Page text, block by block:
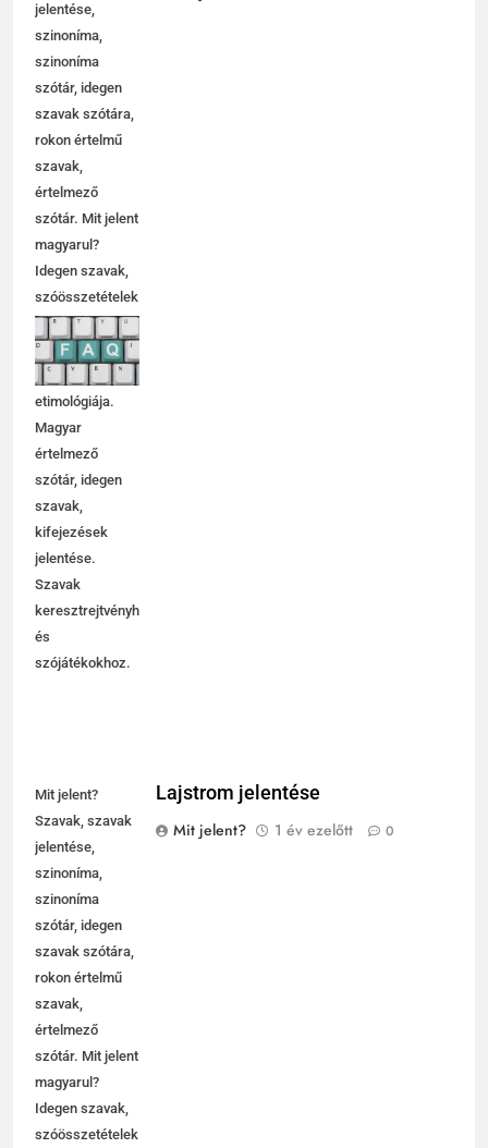
jelentése,
szinoníma,
szinoníma
szótár, idegen
szavak szótára,
rokon értelmű
szavak,
értelmező
szótár. Mit jelent
magyarul?
Idegen szavak,
szóösszetételek
jelentése,
magyarázata,
használata,
etimológiája.
Magyar
értelmező
szótár, idegen
szavak,
kifejezések
jelentése.
Szavak
keresztrejtvényhez
és
szójátékokhoz.
Mit jelent?
Szavak, szavak
jelentése,
szinoníma,
szinoníma
szótár, idegen
szavak szótára,
rokon értelmű
szavak,
értelmező
szótár. Mit jelent
magyarul?
Idegen szavak,
szóösszetételek
Lajstrom jelentése
Mit jelent?
1 év ezelőtt 0
5